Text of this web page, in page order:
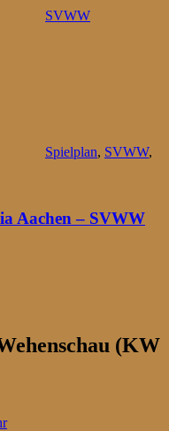
SVWW
Spielplan, SVWW,
Aachen – SVWW
(KW